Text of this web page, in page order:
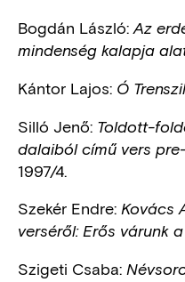
Bogdán László: Az
mindenség kalapja
Kántor Lajos: Ó
Silló Jenő: Toldott-
dalaiból című vers
1997/4.
Szekér Endre: Kovács
verséről: Erős várunk
Szigeti Csaba: